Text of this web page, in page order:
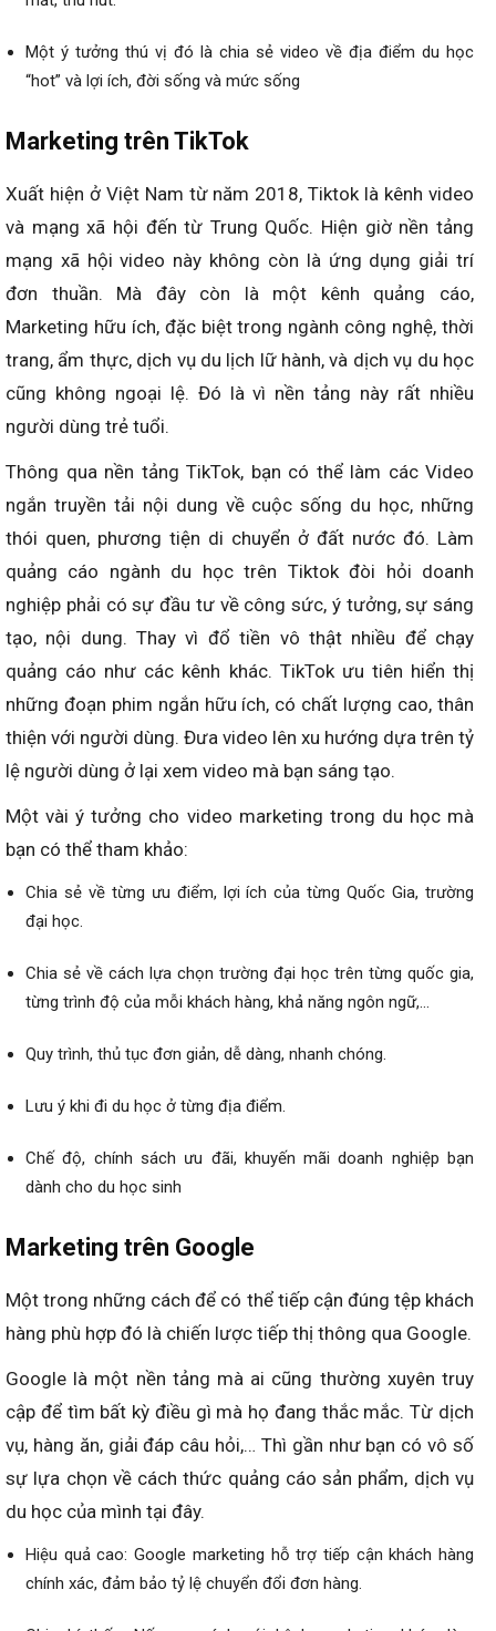
Một ý tưởng thú vị đó là chia sẻ video về địa điểm du học
“hot” và lợi ích, đời sống và mức sống
Marketing trên TikTok
Xuất hiện ở Việt Nam từ năm 2018, Tiktok là kênh video
và mạng xã hội đến từ Trung Quốc. Hiện giờ nền tảng
mạng xã hội video này không còn là ứng dụng giải trí
đơn thuần. Mà đây còn là một kênh quảng cáo,
Marketing hữu ích, đặc biệt trong ngành công nghệ, thời
trang, ẩm thực, dịch vụ du lịch lữ hành, và dịch vụ du học
cũng không ngoại lệ. Đó là vì nền tảng này rất nhiều
người dùng trẻ tuổi.
Thông qua nền tảng TikTok, bạn có thể làm các Video
ngắn truyền tải nội dung về cuộc sống du học, những
thói quen, phương tiện di chuyển ở đất nước đó. Làm
quảng cáo ngành du học trên Tiktok đòi hỏi doanh
nghiệp phải có sự đầu tư về công sức, ý tưởng, sự sáng
tạo, nội dung. Thay vì đổ tiền vô thật nhiều để chạy
quảng cáo như các kênh khác. TikTok ưu tiên hiển thị
những đoạn phim ngắn hữu ích, có chất lượng cao, thân
thiện với người dùng. Đưa video lên xu hướng dựa trên tỷ
lệ người dùng ở lại xem video mà bạn sáng tạo.
Một vài ý tưởng cho video marketing trong du học mà
bạn có thể tham khảo:
Chia sẻ về từng ưu điểm, lợi ích của từng Quốc Gia, trường
đại học.
Chia sẻ về cách lựa chọn trường đại học trên từng quốc gia,
từng trình độ của mỗi khách hàng, khả năng ngôn ngữ,…
Quy trình, thủ tục đơn giản, dễ dàng, nhanh chóng.
Lưu ý khi đi du học ở từng địa điểm.
Chế độ, chính sách ưu đãi, khuyến mãi doanh nghiệp bạn
dành cho du học sinh
Marketing trên Google
Một trong những cách để có thể tiếp cận đúng tệp khách
hàng phù hợp đó là chiến lược tiếp thị thông qua Google.
Google là một nền tảng mà ai cũng thường xuyên truy
cập để tìm bất kỳ điều gì mà họ đang thắc mắc. Từ dịch
vụ, hàng ăn, giải đáp câu hỏi,… Thì gần như bạn có vô số
sự lựa chọn về cách thức quảng cáo sản phẩm, dịch vụ
du học của mình tại đây.
Hiệu quả cao: Google marketing hỗ trợ tiếp cận khách hàng
chính xác, đảm bảo tỷ lệ chuyển đổi đơn hàng.